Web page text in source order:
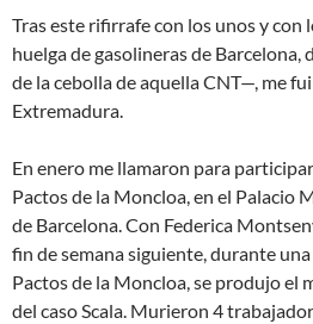
Tras este rifirrafe con los unos y
huelga de gasolineras de Barcelona,
de la cebolla de aquella CNT—, me
Extremadura.
En enero me llamaron para
Pactos de la Moncloa, en el Palacio
de Barcelona. Con Federica
fin de semana siguiente, durante
Pactos de la Moncloa, se produjo
del caso Scala. Murieron 4